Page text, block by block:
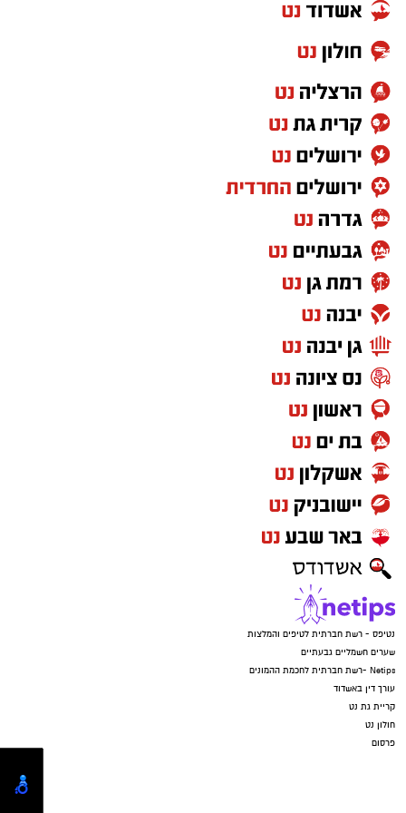
נטיפס - רשת חברתית לטיפים והמלצות
שערים חשמליים גבעתיים
Netips -רשת חברתית לחכמת ההמונים
עורך דין באשדוד
קריית גת נט
חולון נט
פרסום